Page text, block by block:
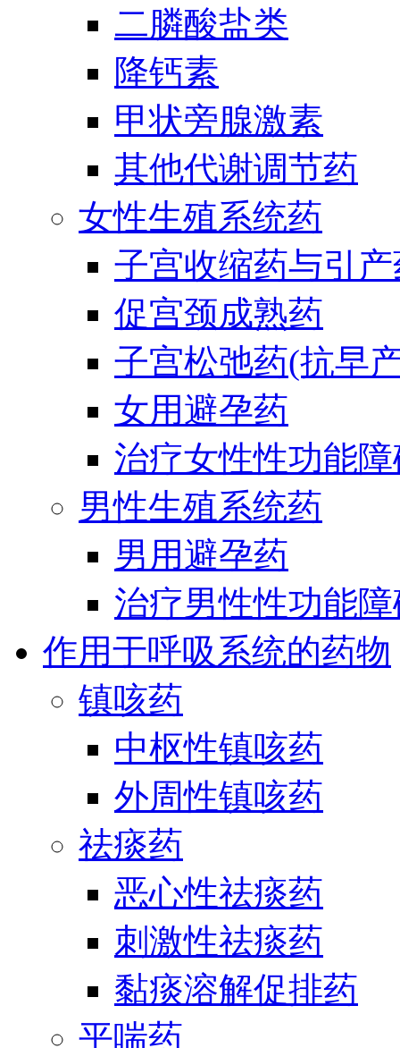
二膦酸盐类
降钙素
甲状旁腺激素
其他代谢调节药
女性生殖系统药
子宫收缩药与引
促宫颈成熟药
子宫松弛药(抗早
女用避孕药
治疗女性性功能
男性生殖系统药
男用避孕药
治疗男性性功能
作用于呼吸系统的药物
镇咳药
中枢性镇咳药
外周性镇咳药
祛痰药
恶心性祛痰药
刺激性祛痰药
黏痰溶解促排药
平喘药